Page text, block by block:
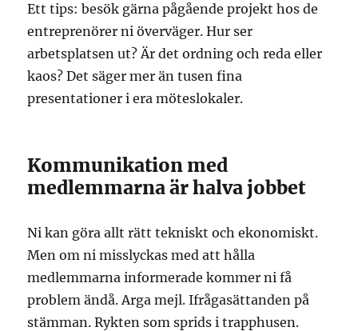
Ett tips: besök gärna pågående projekt hos de
entreprenörer ni överväger. Hur ser
arbetsplatsen ut? Är det ordning och reda eller
kaos? Det säger mer än tusen fina
presentationer i era möteslokaler.
Kommunikation med
medlemmarna är halva jobbet
Ni kan göra allt rätt tekniskt och ekonomiskt.
Men om ni misslyckas med att hålla
medlemmarna informerade kommer ni få
problem ändå. Arga mejl. Ifrågasättanden på
stämman. Rykten som sprids i trapphusen.